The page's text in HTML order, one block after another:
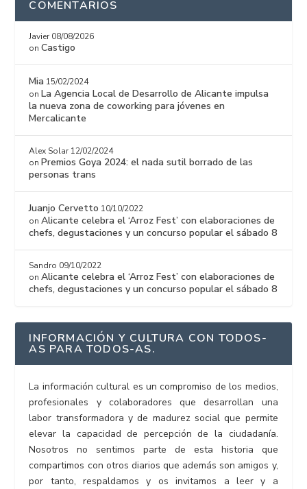
COMENTARIOS
Javier 08/08/2026
onCastigo
Mia 15/02/2024
on La Agencia Local de Desarrollo de Alicante impulsa
la nueva zona de coworking para jóvenes en
Mercalicante
Alex Solar 12/02/2024
on Premios Goya 2024: el nada sutil borrado de las
personas trans
Juanjo Cervetto 10/10/2022
onAlicante celebra el ‘Arroz Fest’ con elaboraciones de
chefs, degustaciones y un concurso popular el sábado 8
Sandro 09/10/2022
onAlicante celebra el ‘Arroz Fest’ con elaboraciones de
chefs, degustaciones y un concurso popular el sábado 8
INFORMACIÓN Y CULTURA CON TODOS-
AS PARA TODOS-AS.
La información cultural es un compromiso de los medios,
profesionales y colaboradores que desarrollan una
labor transformadora y de madurez social que permite
elevar la capacidad de percepción de la ciudadanía.
Nosotros no sentimos parte de esta historia que
compartimos con otros diarios que además son amigos y,
por tanto, respaldamos y os invitamos a leer y a